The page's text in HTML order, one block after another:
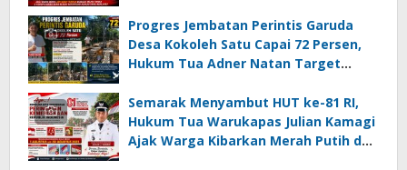
Korupsi Dandes
Progres Jembatan Perintis Garuda
Desa Kokoleh Satu Capai 72 Persen,
Hukum Tua Adner Natan Target
Semarak Menyambut HUT ke-81 RI,
Hukum Tua Warukapas Julian Kamagi
Ajak Warga Kibarkan Merah Putih dan